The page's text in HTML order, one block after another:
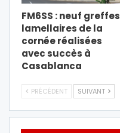
FM6SS : neuf greffes
lamellaires de la
cornée réalisées
avec succès à
Casablanca
PRÉCÉDENT SUIVANT